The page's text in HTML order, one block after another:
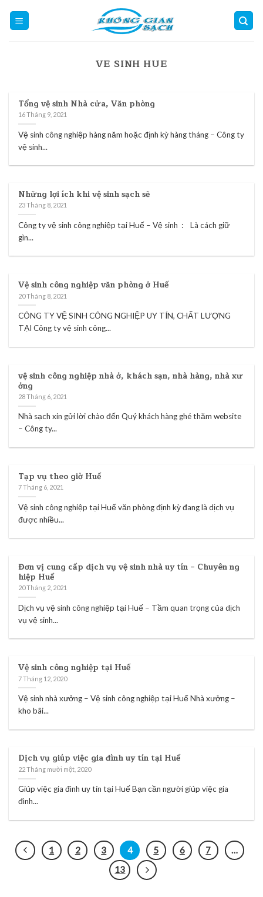
VE SINH HUE
Tổng vệ sinh Nhà cửa, Văn phòng
16 Tháng 9, 2021
Vệ sinh công nghiệp hàng năm hoặc định kỳ hàng tháng – Công ty
vệ sinh...
Những lợi ích khi vệ sinh sạch sẽ
23 Tháng 8, 2021
Công ty vệ sinh công nghiệp tại Huế – Vệ sinh : Là cách giữ
gìn...
Vệ sinh công nghiệp văn phòng ở Huế
20 Tháng 8, 2021
CÔNG TY VỆ SINH CÔNG NGHIỆP UY TÍN, CHẤT LƯỢNG
TẠI Công ty vệ sinh công...
vệ sinh công nghiệp nhà ở, khách sạn, nhà hàng, nhà xư
ởng
28 Tháng 6, 2021
Nhà sạch xin gửi lời chào đến Quý khách hàng ghé thăm website
– Công ty...
Tạp vụ theo giờ Huế
7 Tháng 6, 2021
Vệ sinh công nghiệp tại Huế văn phòng định kỳ đang là dịch vụ
được nhiều...
Đơn vị cung cấp dịch vụ vệ sinh nhà uy tín – Chuyên ng
hiệp Huế
20 Tháng 2, 2021
Dịch vụ vệ sinh công nghiệp tại Huế – Tầm quan trọng của dịch
vụ vệ sinh...
Vệ sinh công nghiệp tại Huế
7 Tháng 12, 2020
Vệ sinh nhà xưởng – Vệ sinh công nghiệp tại Huế Nhà xưởng –
kho bãi...
Dịch vụ giúp việc gia đình uy tín tại Huế
22 Tháng mười một, 2020
Giúp việc gia đình uy tín tại Huế Bạn cần người giúp việc gia
đình...
1 2 3 4 5 6 7
…
13